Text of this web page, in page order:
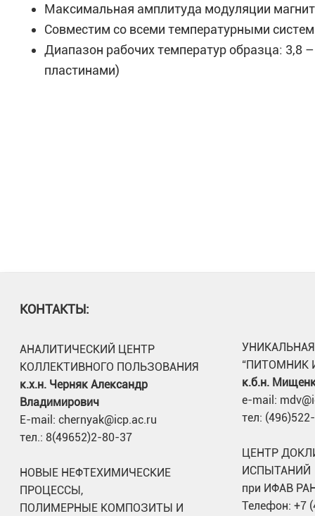
Максимальная амплитуда модуляции
Совместим со всеми температурными
Диапазон рабочих температур образца:
пластинами)
КОНТАКТЫ:
АНАЛИТИЧЕСКИЙ ЦЕНТР
КОЛЛЕКТИВНОГО ПОЛЬЗОВАНИЯ
к.х.н. Черняк Александр
Владимирович
E-mail: chernyak@icp.ac.ru
тел.: 8(49652)2-80-37
НОВЫЕ НЕФТЕХИМИЧЕСКИЕ
ПРОЦЕССЫ,
ПОЛИМЕРНЫЕ КОМПОЗИТЫ И
“ПИТОМНИК
к.б.н.
e-mail:
тел:
ЦЕНТР
ИСПЫТАНИЙ
при ИФАВ
Телефон: +7